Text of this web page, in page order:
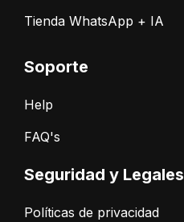
Tienda WhatsApp + IA
Soporte
Help
FAQ's
Seguridad y Legales
Políticas de privacidad